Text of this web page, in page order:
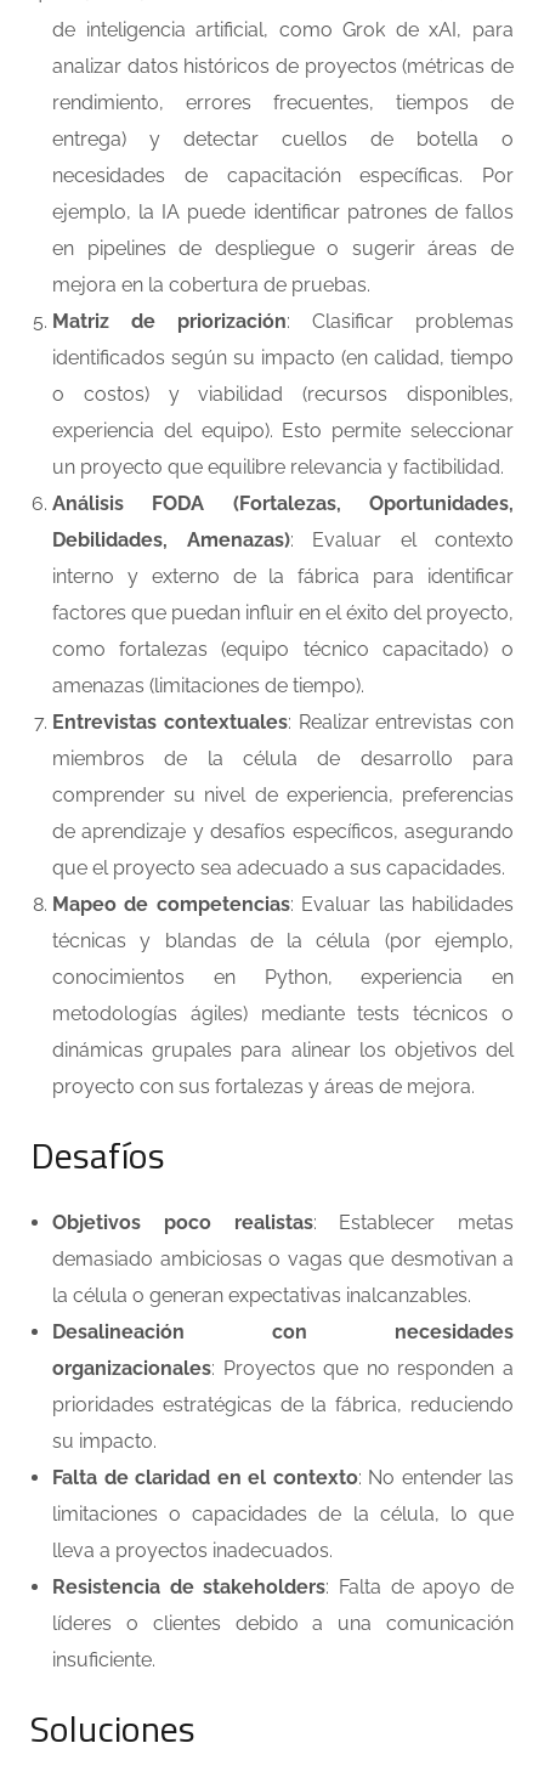
de inteligencia artificial, como Grok de xAI, para
analizar datos históricos de proyectos (métricas de
rendimiento, errores frecuentes, tiempos de
entrega) y detectar cuellos de botella o
necesidades de capacitación específicas. Por
ejemplo, la IA puede identificar patrones de fallos
en pipelines de despliegue o sugerir áreas de
mejora en la cobertura de pruebas.
Matriz de priorización: Clasificar problemas
identificados según su impacto (en calidad, tiempo
o costos) y viabilidad (recursos disponibles,
experiencia del equipo). Esto permite seleccionar
un proyecto que equilibre relevancia y factibilidad.
Análisis FODA (Fortalezas, Oportunidades,
Debilidades, Amenazas): Evaluar el contexto
interno y externo de la fábrica para identificar
factores que puedan influir en el éxito del proyecto,
como fortalezas (equipo técnico capacitado) o
amenazas (limitaciones de tiempo).
Entrevistas contextuales: Realizar entrevistas con
miembros de la célula de desarrollo para
comprender su nivel de experiencia, preferencias
de aprendizaje y desafíos específicos, asegurando
que el proyecto sea adecuado a sus capacidades.
Mapeo de competencias: Evaluar las habilidades
técnicas y blandas de la célula (por ejemplo,
conocimientos en Python, experiencia en
metodologías ágiles) mediante tests técnicos o
dinámicas grupales para alinear los objetivos del
proyecto con sus fortalezas y áreas de mejora.
Desafíos
Objetivos poco realistas: Establecer metas
demasiado ambiciosas o vagas que desmotivan a
la célula o generan expectativas inalcanzables.
Desalineación con necesidades
organizacionales: Proyectos que no responden a
prioridades estratégicas de la fábrica, reduciendo
su impacto.
Falta de claridad en el contexto: No entender las
limitaciones o capacidades de la célula, lo que
lleva a proyectos inadecuados.
Resistencia de stakeholders: Falta de apoyo de
líderes o clientes debido a una comunicación
insuficiente.
Soluciones